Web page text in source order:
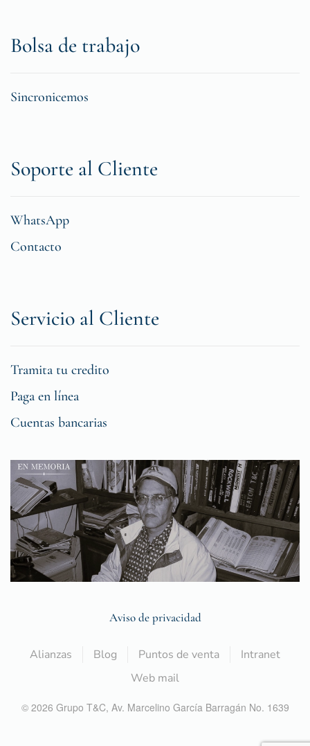
Bolsa de trabajo
Sincronicemos
Soporte al Cliente
WhatsApp
Contacto
Servicio al Cliente
Tramita tu credito
Paga en línea
Cuentas bancarias
Aviso de privacidad
Alianzas Blog Puntos de venta
Intranet
Web mail
© 2026 Grupo T&C, Av. Marcelino García Barragán No. 1639